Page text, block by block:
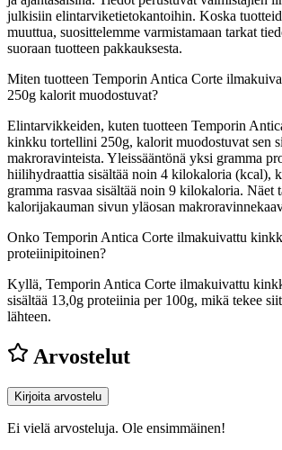
julkisiin elintarviketietokantoihin. Koska
muuttua, suosittelemme varmistamaan tarkat
suoraan tuotteen pakkauksesta.
Miten tuotteen Temporin Antica Corte
250g kalorit muodostuvat?
Elintarvikkeiden, kuten tuotteen Temporin
kinkku tortellini 250g, kalorit muodostuvat sen
makroravinteista. Yleissääntönä yksi gramma
hiilihydraattia sisältää noin 4 kilokaloria (kcal),
gramma rasvaa sisältää noin 9 kilokaloria. Näet
kalorijakauman sivun yläosan
Onko Temporin Antica Corte ilmakuivattu
proteiinipitoinen?
Kyllä, Temporin Antica Corte ilmakuivattu
sisältää 13,0g proteiinia per 100g, mikä tekee
lähteen.
Arvostelut
Kirjoita arvostelu
Ei vielä arvosteluja. Ole ensimmäinen!